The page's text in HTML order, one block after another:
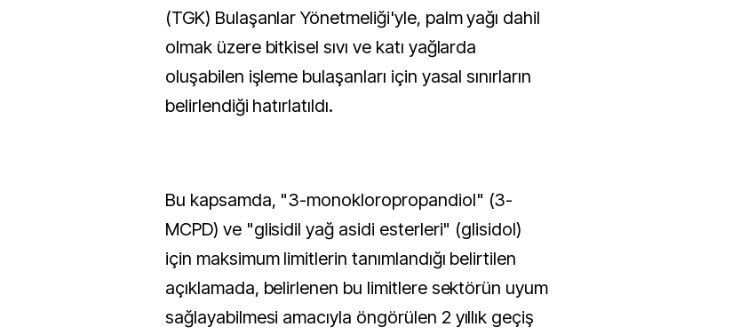
(TGK) Bulaşanlar Yönetmeliği'yle, palm yağı dahil
olmak üzere bitkisel sıvı ve katı yağlarda
oluşabilen işleme bulaşanları için yasal sınırların
belirlendiği hatırlatıldı.
Bu kapsamda, "3-monokloropropandiol" (3-
MCPD) ve "glisidil yağ asidi esterleri" (glisidol)
için maksimum limitlerin tanımlandığı belirtilen
açıklamada, belirlenen bu limitlere sektörün uyum
sağlayabilmesi amacıyla öngörülen 2 yıllık geçiş